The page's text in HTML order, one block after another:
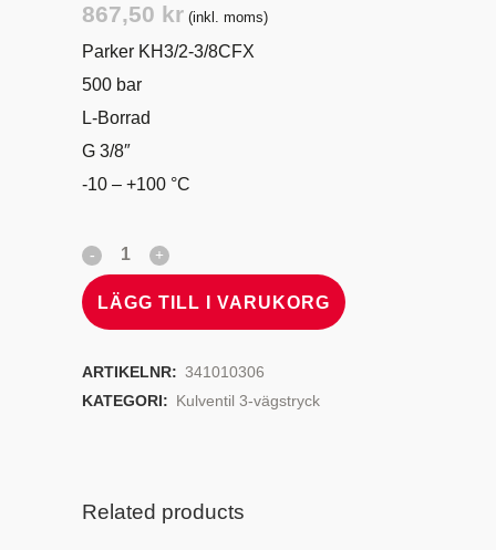
867,50 kr (inkl. moms)
Parker KH3/2-3/8CFX
500 bar
L-Borrad
G 3/8″
-10 – +100 °C
LÄGG TILL I VARUKORG
ARTIKELNR: 341010306
KATEGORI: Kulventil 3-vägstryck
Related products